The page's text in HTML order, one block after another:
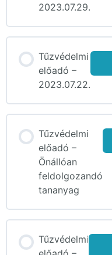
2023.07.29.
Tűzvédelmi
előadó –
2023.07.22.
Tűzvédelmi
előadó –
Önállóan
feldolgozandó
tananyag
Tűzvédelmi